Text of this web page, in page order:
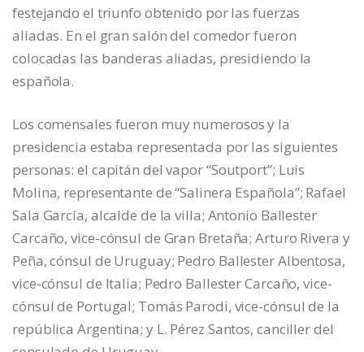
festejando el triunfo obtenido por las fuerzas
aliadas. En el gran salón del comedor fueron
colocadas las banderas aliadas, presidiendo la
española.
Los comensales fueron muy numerosos y la
presidencia estaba representada por las siguientes
personas: el capitán del vapor “Soutport”; Luis
Molina, representante de “Salinera Española”; Rafael
Sala García, alcalde de la villa; Antonio Ballester
Carcaño, vice-cónsul de Gran Bretaña; Arturo Rivera y
Peña, cónsul de Uruguay; Pedro Ballester Albentosa,
vice-cónsul de Italia; Pedro Ballester Carcaño, vice-
cónsul de Portugal; Tomás Parodi, vice-cónsul de la
república Argentina; y L. Pérez Santos, canciller del